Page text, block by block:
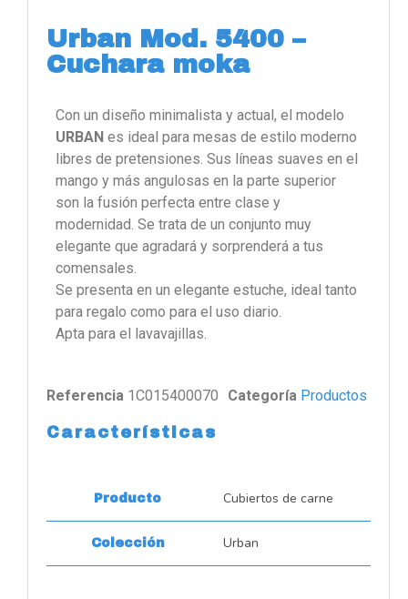
Urban Mod. 5400 –
Cuchara moka
Con un diseño minimalista y actual, el modelo
URBAN es ideal para mesas de estilo moderno
libres de pretensiones. Sus líneas suaves en el
mango y más angulosas en la parte superior
son la fusión perfecta entre clase y
modernidad. Se trata de un conjunto muy
elegante que agradará y sorprenderá a tus
comensales.
Se presenta en un elegante estuche, ideal tanto
para regalo como para el uso diario.
Apta para el lavavajillas.
Referencia 1C015400070 Categoría Productos
Características
Producto Cubiertos de carne
Colección Urban